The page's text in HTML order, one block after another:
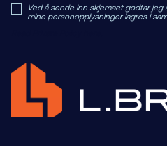
Ved å sende inn skjemaet godtar
mine personopplysninger lagres i